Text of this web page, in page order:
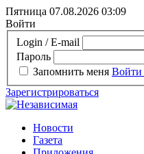
Пятница 07.08.2026 03:09
Войти
Login / E-mail
Пароль
Запомнить меня Войти
Зарегистрироваться
Новости
Газета